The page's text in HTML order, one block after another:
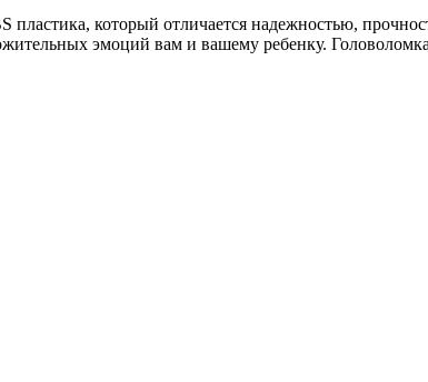
пластика, который отличается надежностью,
эмоций вам и вашему ребенку.